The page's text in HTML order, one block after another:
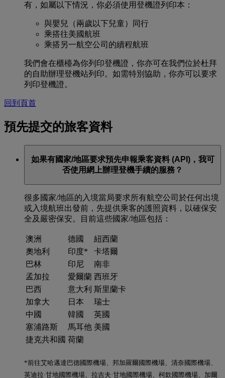
有，如屬以下情況，你必須使用登機證列印本：
與嬰兒（兩歲以下兒童）同行
乘搭往美國航班
乘搭另一航空公司的續程航班
我們會在櫃檯為你列印登機證，你亦可在我們位於杜拜
的自助辦理登機站列印。如需特別協助，你亦可以要求
列印登機證。
回到頁首
預先提交的旅客資料
如果有國家/地區要求預先申報乘客資料 (API)，我可
否使用網上辦理登機手續的服務？
很多國家/地區的入境當局要求所有航空公司於任何出境
或入境航班出發前，先提供乘客的護照資料，以確保安
全及嚴密保安。目前這些國家/地區包括：
澳洲 德國
紐西蘭
奧地利
印度*
卡塔爾
巴林
印尼
南非
孟加拉
愛爾蘭 西班牙
巴西
意大利 斯里蘭卡
加拿大
日本
瑞士
中國
韓國
英國
塞浦路斯
馬耳他 美國
捷克共和國 荷蘭
*前往艾哈邁達巴德國際機場、邦加羅爾國際機場、清奈國際機場、
英迪拉·甘地國際機場、拉吉夫·甘地國際機場、柯欽國際機場、加爾